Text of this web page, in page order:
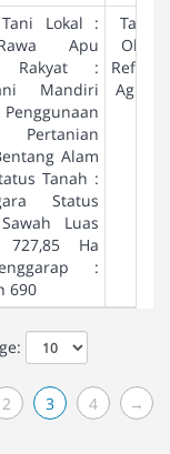
Lokal :
Apu
Rakyat :
Mandiri
Alam
Tanah :
Status
Luas
Ha
:
690
Tanah
Objek
Agraria
2 3 4 →